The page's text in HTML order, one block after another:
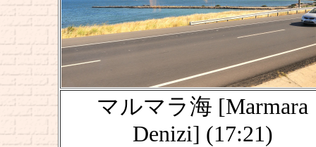
マルマラ海 [Marmara
Denizi] (17:21)